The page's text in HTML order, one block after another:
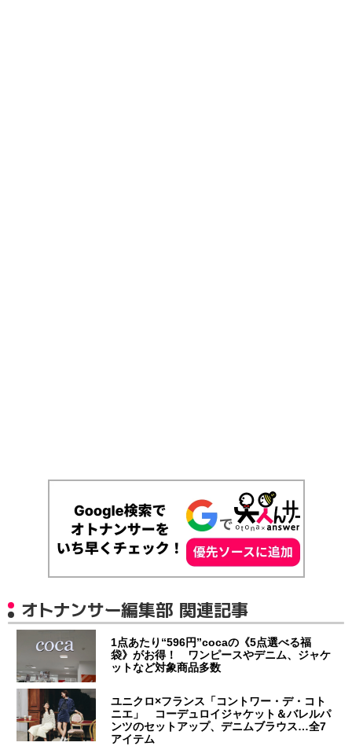
オトナンサー編集部 関連記事
1点あたり“596円”cocaの《5点選べる福
袋》がお得！ ワンピースやデニム、ジャケ
ットなど対象商品多数
ユニクロ×フランス「コントワー・デ・コト
ニエ」 コーデュロイジャケット＆バレルパ
ンツのセットアップ、デニムブラウス…全7
アイテム